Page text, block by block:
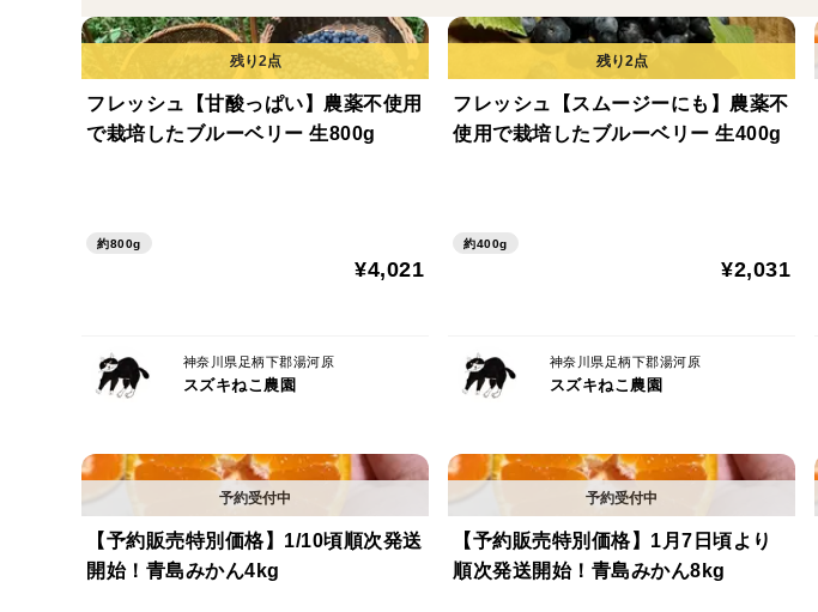
フレッシュ【甘酸っぱい】農薬不使用
で栽培したブルーベリー 生800g
約800g
¥4,021
神奈川県足柄下郡湯河原
スズキねこ農園
フレッシュ【スムージーにも】農薬不
使用で栽培したブルーベリー 生400g
約400g
¥2,031
神奈川県足柄下郡湯河原
スズキねこ農園
【予約販売特別価格】1/10頃順次発送
開始！青島みかん4kg
【予約販売特別価格】1月7日頃より
順次発送開始！青島みかん8kg